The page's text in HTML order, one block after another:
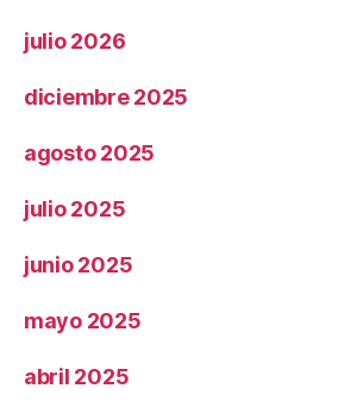
julio 2026
diciembre 2025
agosto 2025
julio 2025
junio 2025
mayo 2025
abril 2025